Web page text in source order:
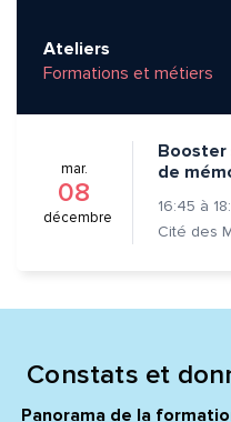
Ateliers
Formations et métiers
mar.
08
décembre
Booster
de
16:45 à
Constats et
Panorama de la
Envoyer
Envoyer